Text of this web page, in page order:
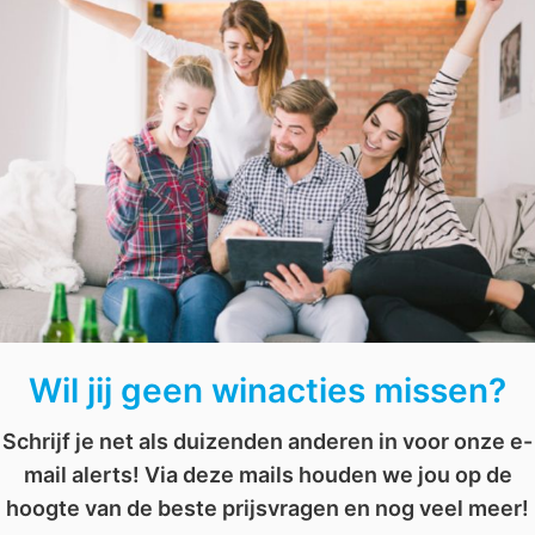
wie weet ben jij de gelukkige winnaar.
Raad het aantalsnoepjesen win!
2 romantisch,Samen,uitstap,wedstrijd,weekend weg,win
Wil jij geen winacties missen?
Schrijf je net als duizenden anderen in voor onze e-
mail alerts! Via deze mails houden we jou op de
hoogte van de beste prijsvragen en nog veel meer!